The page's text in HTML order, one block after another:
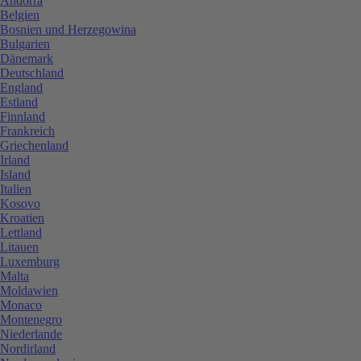
Belgien
Bosnien und Herzegowina
Bulgarien
Dänemark
Deutschland
England
Estland
Finnland
Frankreich
Griechenland
Irland
Island
Italien
Kosovo
Kroatien
Lettland
Litauen
Luxemburg
Malta
Moldawien
Monaco
Montenegro
Niederlande
Nordirland